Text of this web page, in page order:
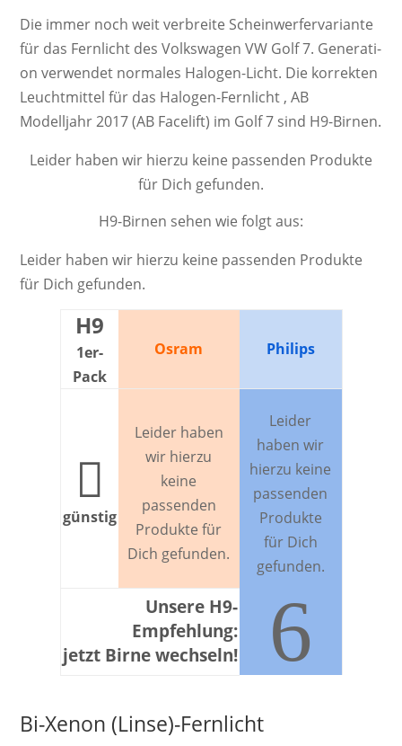
Die immer noch weit ver­breite Schein­werf­er­va­ri­ante
für das Fernlicht des Volkswagen VW Golf 7. Ge­ne­ra­ti­
on ver­wendet nor­ma­les Ha­lo­gen-Licht. Die kor­rek­ten
Leucht­mittel für das Halogen-Fernlicht , AB
Modelljahr 2017 (AB Facelift) im Golf 7 sind H9-Birnen.
Leider haben wir hierzu keine passenden Produkte
für Dich gefunden.
H9-Birnen sehen wie folgt aus:
Leider haben wir hierzu keine passenden Produkte
für Dich gefunden.
H9
1er-
Pack
Osram Philips

günstig
Leider haben
wir hierzu
keine
passenden
Produkte für
Dich gefunden.
Leider
haben wir
hierzu keine
passenden
Produkte
für Dich
gefunden.
Unsere H9-
Empfehlung:
jetzt Birne wechseln!
6
Bi-Xenon (Linse)-Fernlicht